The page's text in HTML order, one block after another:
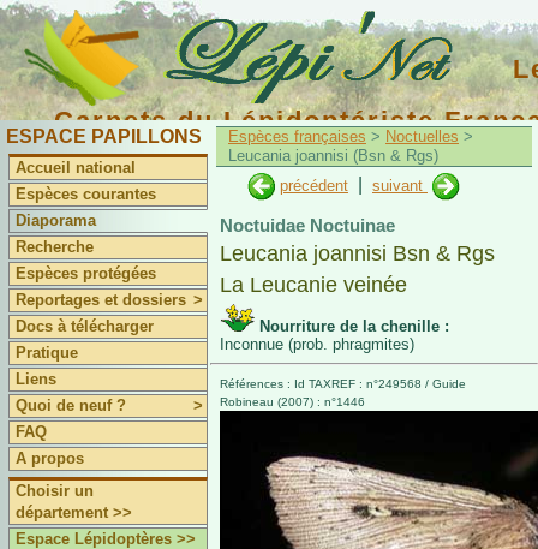
Carnets du Lépidoptériste
ESPACE PAPILLONS
Accueil national
Espèces courantes
Diaporama
Recherche
Espèces protégées
Reportages et dossiers >
Docs à télécharger
Pratique
Liens
Quoi de neuf ?
>
FAQ
A propos
Choisir un
département >>
Espace Lépidoptères >>
Espèces françaises > Noctuelles >
Leucania joannisi (Bsn & Rgs)
précédent
suivant
Noctuidae Noctuinae
Leucania joannisi Bsn & Rgs
La Leucanie veinée
Nourriture de la chenille :
Inconnue (prob. phragmites)
Références : Id TAXREF : n°249568 / Guide
Robineau (2007) : n°1446